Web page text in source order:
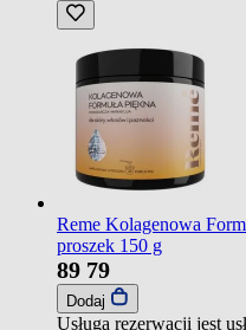
Reme Kolagenowa
proszek 150 g
89 79
Dodaj
Usługa rezerwacji jest